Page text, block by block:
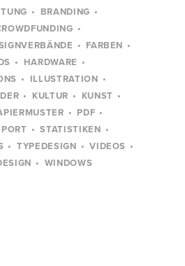
BRANDING
FARBEN
HARDWARE
ILLUSTRATION
KULTUR
KUNST
PDF
STATISTIKEN
TYPEDESIGN
VIDEOS
WINDOWS